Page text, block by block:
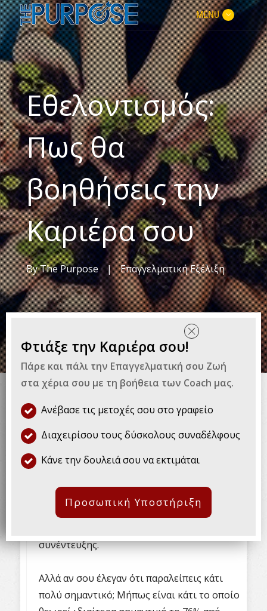
MENU
Εθελοντισμός:
Πως θα
βοηθήσεις την
Καριέρα σου
ByThe Purpose | Επαγγελματική Εξέλιξη
Μπορεί να μην το περιμένεις
αλλά ο εθελοντισμός θα βοηθήσει
πολύ την καριέρα σου.
Επενδύεις πολύ στην αναζήτηση εργασίας;
Συνήθως, βελτιώνεις το βιογραφικό σου
σου, αναζητάς διαρκώς επιχειρήσεις και
νέες θέσεις εργασίας και προσαρμόζεις τις
συνέντευξης.
Αλλά αν σου έλεγαν ότι παραλείπεις κάτι
πολύ σημαντικό; Μήπως είναι κάτι το οποίο
Φτιάξε την Καριέρα σου!
Πάρε και πάλι την Επαγγελματική σου Ζωή
στα χέρια σου με τη βοήθεια των Coach μας.
Ανέβασε τις μετοχές σου στο γραφείο
Διαχειρίσου τους δύσκολους συναδέλφους
Κάνε την δουλειά σου να εκτιμάται
Προσωπική Υποστήριξη